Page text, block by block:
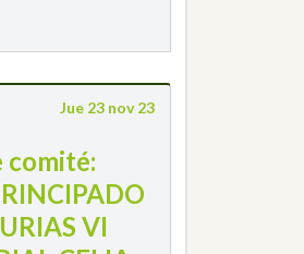
Jue 23 nov 23
comité:
VI